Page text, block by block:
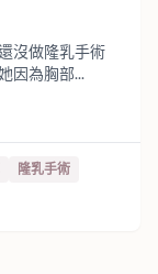
沒做隆乳手術
因為胸部...
隆乳手術